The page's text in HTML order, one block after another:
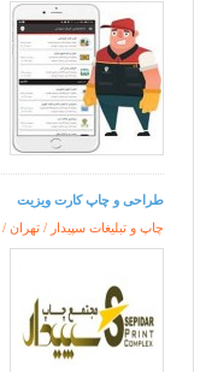
طراحی و چاپ کارت ویزیت
چاپ و تبلیغات سپیدار / تهران /